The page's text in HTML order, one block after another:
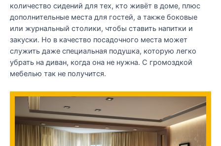
количество сидений для тех, кто живёт в доме, плюс
дополнительные места для гостей, а также боковые
или журнальный столики, чтобы ставить напитки и
закуски. Но в качество посадочного места может
служить даже специальная подушка, которую легко
убрать на диван, когда она не нужна. С громоздкой
мебелью так не получится.